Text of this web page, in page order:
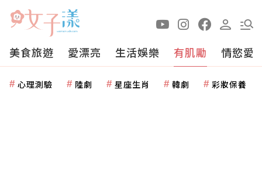
美食旅遊 愛漂亮 生活娛樂 有肌勵 情慾愛
心理測驗 陸劇 星座生肖 韓劇 彩妝保養